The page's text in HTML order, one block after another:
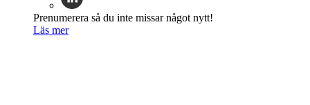
Prenumerera så du inte missar något nytt!
Läs mer